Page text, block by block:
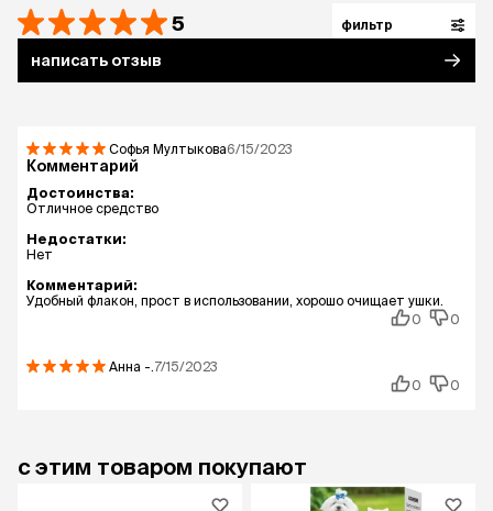
5 фильтр
написать отзыв
Софья Мултыкова6/15/2023
Комментарий
Достоинства:
Отличное средство
Недостатки:
Нет
Комментарий:
Удобный флакон, прост в использовании, хорошо очищает ушки.
0
0
Анна -. 7/15/2023
0
0
с этим товаром покупают